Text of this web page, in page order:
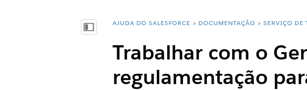
Mostrar índiceVocê está aqui:
AJUDA DO SALESFORCE DOCUMENTAÇÃO SERVIÇO DE
Trabalhar com o
regulamentação